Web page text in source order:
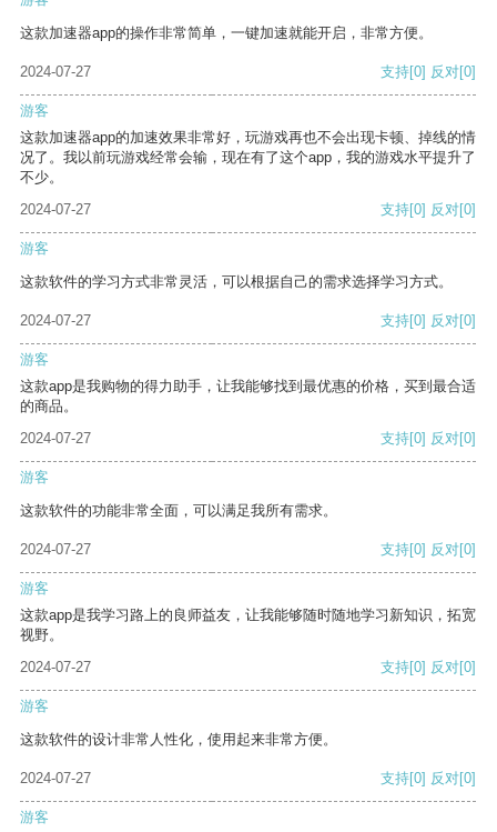
这款加速器app的操作非常简单，一键加速就能开启，非常方便。
2024-07-27 支持[0] 反对[0]
游客
这款加速器app的加速效果非常好，玩游戏再也不会出现卡顿、掉线的情
况了。我以前玩游戏经常会输，现在有了这个app，我的游戏水平提升了
不少。
2024-07-27
支持[0] 反对[0]
游客
这款软件的学习方式非常灵活，可以根据自己的需求选择学习方式。
2024-07-27 支持[0] 反对[0]
游客
这款app是我购物的得力助手，让我能够找到最优惠的价格，买到最合适
的商品。
2024-07-27
支持[0] 反对[0]
游客
这款软件的功能非常全面，可以满足我所有需求。
2024-07-27 支持[0] 反对[0]
游客
这款app是我学习路上的良师益友，让我能够随时随地学习新知识，拓宽
视野。
2024-07-27
支持[0] 反对[0]
游客
这款软件的设计非常人性化，使用起来非常方便。
2024-07-27 支持[0] 反对[0]
游客